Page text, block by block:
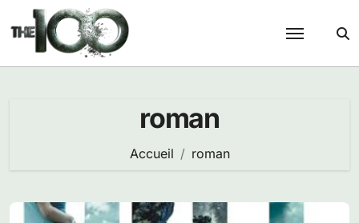
Passer
au
contenu
roman
Accueil roman